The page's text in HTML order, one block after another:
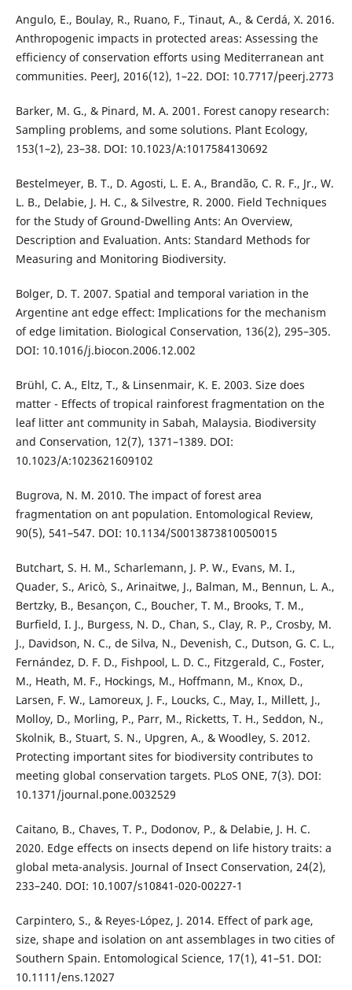
Angulo, E., Boulay, R., Ruano, F., Tinaut, A., & Cerdá, X. 2016.
Anthropogenic impacts in protected areas: Assessing the
efficiency of conservation efforts using Mediterranean ant
communities. PeerJ, 2016(12), 1–22. DOI: 10.7717/peerj.2773
Barker, M. G., & Pinard, M. A. 2001. Forest canopy research:
Sampling problems, and some solutions. Plant Ecology,
153(1–2), 23–38. DOI: 10.1023/A:1017584130692
Bestelmeyer, B. T., D. Agosti, L. E. A., Brandão, C. R. F., Jr., W.
L. B., Delabie, J. H. C., & Silvestre, R. 2000. Field Techniques
for the Study of Ground-Dwelling Ants: An Overview,
Description and Evaluation. Ants: Standard Methods for
Measuring and Monitoring Biodiversity.
Bolger, D. T. 2007. Spatial and temporal variation in the
Argentine ant edge effect: Implications for the mechanism
of edge limitation. Biological Conservation, 136(2), 295–305.
DOI: 10.1016/j.biocon.2006.12.002
Brühl, C. A., Eltz, T., & Linsenmair, K. E. 2003. Size does
matter - Effects of tropical rainforest fragmentation on the
leaf litter ant community in Sabah, Malaysia. Biodiversity
and Conservation, 12(7), 1371–1389. DOI:
10.1023/A:1023621609102
Bugrova, N. M. 2010. The impact of forest area
fragmentation on ant population. Entomological Review,
90(5), 541–547. DOI: 10.1134/S0013873810050015
Butchart, S. H. M., Scharlemann, J. P. W., Evans, M. I.,
Quader, S., Aricò, S., Arinaitwe, J., Balman, M., Bennun, L. A.,
Bertzky, B., Besançon, C., Boucher, T. M., Brooks, T. M.,
Burfield, I. J., Burgess, N. D., Chan, S., Clay, R. P., Crosby, M.
J., Davidson, N. C., de Silva, N., Devenish, C., Dutson, G. C. L.,
Fernández, D. F. D., Fishpool, L. D. C., Fitzgerald, C., Foster,
M., Heath, M. F., Hockings, M., Hoffmann, M., Knox, D.,
Larsen, F. W., Lamoreux, J. F., Loucks, C., May, I., Millett, J.,
Molloy, D., Morling, P., Parr, M., Ricketts, T. H., Seddon, N.,
Skolnik, B., Stuart, S. N., Upgren, A., & Woodley, S. 2012.
Protecting important sites for biodiversity contributes to
meeting global conservation targets. PLoS ONE, 7(3). DOI:
10.1371/journal.pone.0032529
Caitano, B., Chaves, T. P., Dodonov, P., & Delabie, J. H. C.
2020. Edge effects on insects depend on life history traits: a
global meta-analysis. Journal of Insect Conservation, 24(2),
233–240. DOI: 10.1007/s10841-020-00227-1
Carpintero, S., & Reyes-López, J. 2014. Effect of park age,
size, shape and isolation on ant assemblages in two cities of
Southern Spain. Entomological Science, 17(1), 41–51. DOI:
10.1111/ens.12027